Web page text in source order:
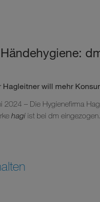
Hagleitner will mehr
2024 – Die Hygienefirma
hagi ist bei dm